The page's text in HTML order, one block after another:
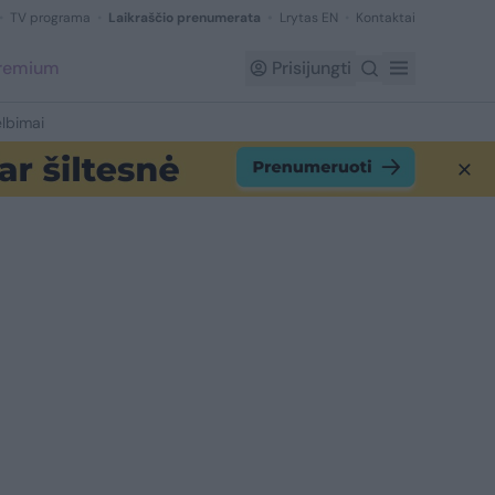
TV programa Laikraščio prenumerata Lrytas EN Kontaktai
Prisijungti